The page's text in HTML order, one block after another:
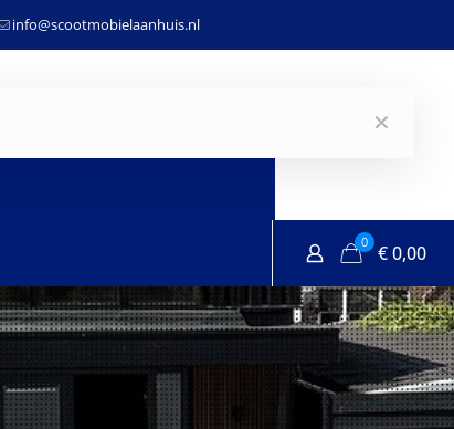
info@scootmobielaanhuis.nl
0 €0,00
✕